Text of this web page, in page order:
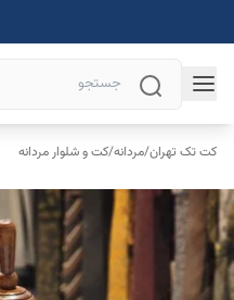
کت تک تهران/مردانه/کت و شلوار مردانه